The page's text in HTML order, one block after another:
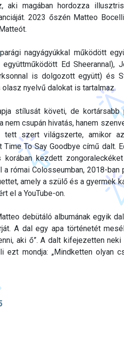
aki magában hordozza
2023 őszén Matteo
nagyágyúkkal működött
együttműködött Ed Sheerannal),
is dolgozott együtt) és
olasz nyelvű dalokat is tartalmaz.
stílusát követi, de kortársabb
nem csupán hivatás, hanem
tett szert világszerte, amikor
To Say Goodbye című dalt.
kezdett
a római Colosseumban, 2018-
amely a szülő és a gyermek
el a YouTube-on.
debütáló albumának egyik
A dal egy apa történetét
aki ő”. A dalt kifejezetten
ezt mondja: „Mindketten olyan